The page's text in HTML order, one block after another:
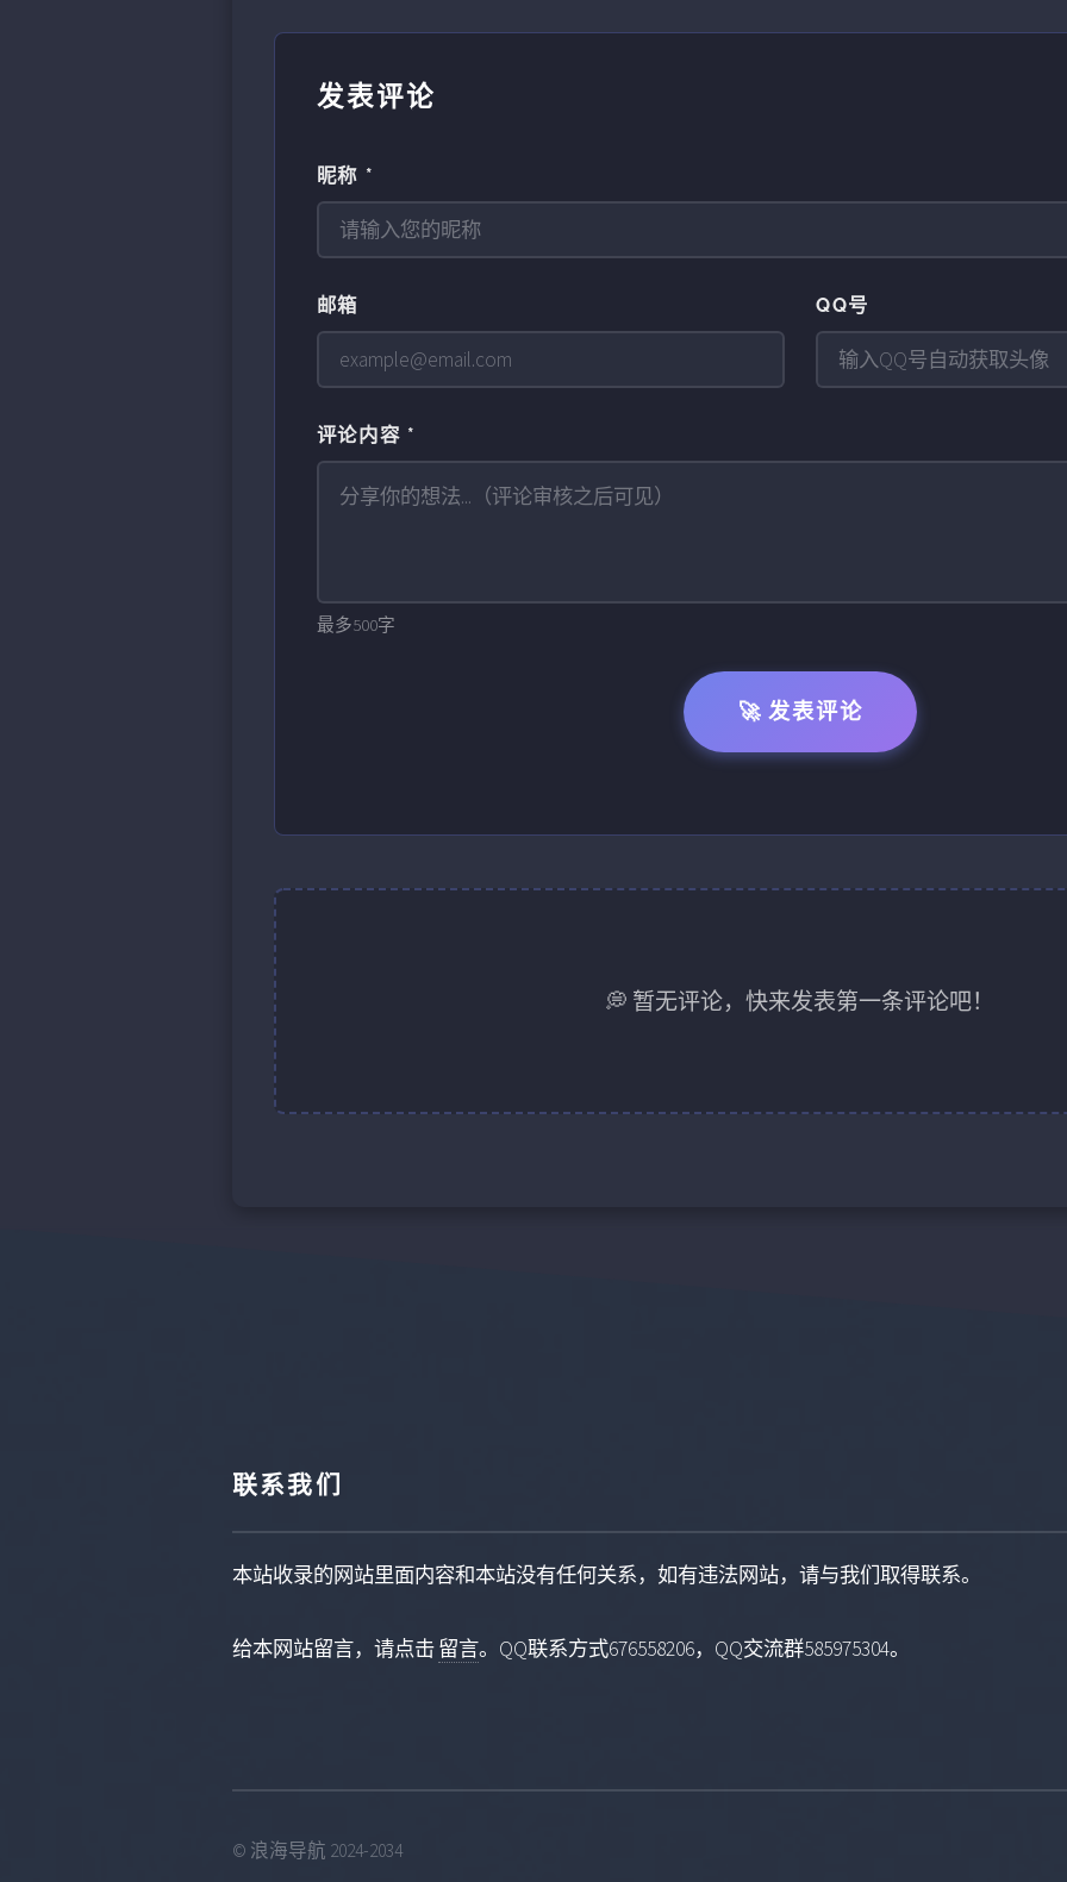
发表评论
昵称 *
邮箱 QQ号
评论内容 *
最多500字
🚀 发表评论
💭 暂无评论，快来发表第一条评论吧！
联系我们
本站收录的网站里面内容和本站没有任何关系，如有违法网站，请与我们取得联系。
给本网站留言，请点击留言。QQ联系方式676558206，QQ交流群585975304。
© 浪海导航 2024-2034